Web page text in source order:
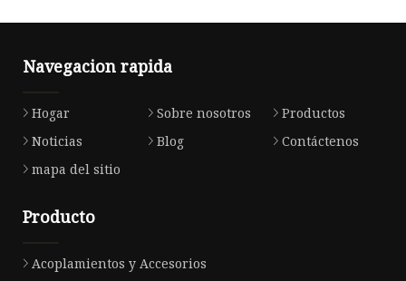
Navegacion rapida
Hogar Sobre nosotros
Productos
Noticias
Blog
Contáctenos
mapa del sitio
Producto
Acoplamientos y Accesorios